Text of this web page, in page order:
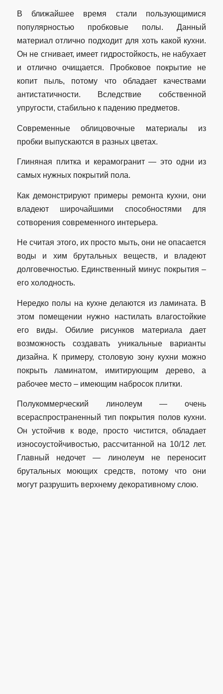
В ближайшее время стали пользующимися
популярностью пробковые полы. Данный
материал отлично подходит для хоть какой кухни.
Он не сгнивает, имеет гидростойкость, не набухает
и отлично очищается. Пробковое покрытие не
копит пыль, потому что обладает качествами
антистатичности. Вследствие собственной
упругости, стабильно к падению предметов.
Современные облицовочные материалы из
пробки выпускаются в разных цветах.
Глиняная плитка и керамогранит — это одни из
самых нужных покрытий пола.
Как демонстрируют примеры ремонта кухни, они
владеют широчайшими способностями для
сотворения современного интерьера.
Не считая этого, их просто мыть, они не опасается
воды и хим брутальных веществ, и владеют
долговечностью. Единственный минус покрытия –
его холодность.
Нередко полы на кухне делаются из ламината. В
этом помещении нужно настилать влагостойкие
его виды. Обилие рисунков материала дает
возможность создавать уникальные варианты
дизайна. К примеру, столовую зону кухни можно
покрыть ламинатом, имитирующим дерево, а
рабочее место – имеющим набросок плитки.
Полукоммерческий линолеум — очень
всераспространенный тип покрытия полов кухни.
Он устойчив к воде, просто чистится, обладает
износоустойчивостью, рассчитанной на 10/12 лет.
Главный недочет — линолеум не переносит
брутальных моющих средств, потому что они
могут разрушить верхнему декоративному слою.